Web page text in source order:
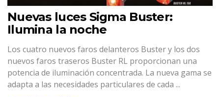
Nuevas luces Sigma Buster:
Ilumina la noche
Los cuatro nuevos faros delanteros Buster y los dos
nuevos faros traseros Buster RL proporcionan una
potencia de iluminación concentrada. La nueva gama se
adapta a las necesidades particulares de cada ...